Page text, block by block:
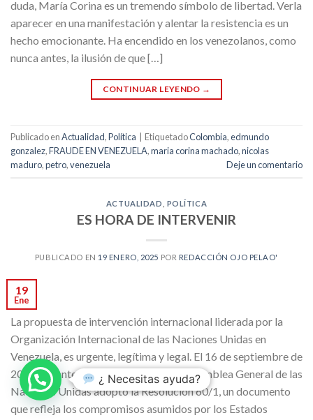
duda, María Corina es un tremendo símbolo de libertad. Verla
aparecer en una manifestación y alentar la resistencia es un
hecho emocionante. Ha encendido en los venezolanos, como
nunca antes, la ilusión de que […]
CONTINUAR LEYENDO →
Publicado enActualidad,Política EtiquetadoColombia,edmundo
gonzalez,FRAUDE EN VENEZUELA,maria corina machado,nicolas
maduro,petro,venezuela Deje un comentario
ACTUALIDAD POLÍTICA
ES HORA DE INTERVENIR
PUBLICADO EN 19 ENERO, 2025 POR REDACCIÓN OJO PELAO'
19
Ene
La propuesta de intervención internacional liderada por la
Organización Internacional de las Naciones Unidas en
Venezuela, es urgente, legítima y legal. El 16 de septiembre de
2005, durante la Cumbre Mundial, la Asamblea General de las
Naciones Unidas adoptó la Resolución 60/1, un documento
que refleja los compromisos asumidos por los Estados
¿ Necesitas ayuda?